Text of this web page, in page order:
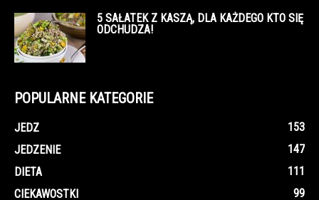
5 SAŁATEK Z KASZĄ, DLA KAŻDEGO KTO SIĘ
ODCHUDZA!
POPULARNE KATEGORIE
JEDZ
153
JEDZENIE
147
DIETA
111
CIEKAWOSTKI
99